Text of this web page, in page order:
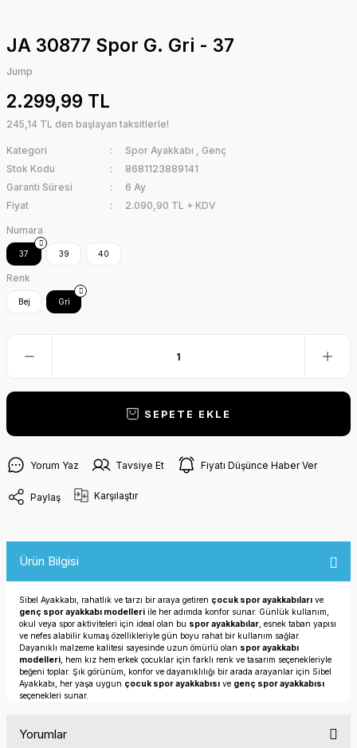
JA 30877 Spor G. Gri - 37
Jump
2.299,99 TL
245,14 TL den başlayan taksitlerle!
Kategori Spor Ayakkabı , Genç
Stok Kodu
8681123889141
Garanti Süresi
6 Ay
Fiyat
2.090,90 TL + KDV
Numara
37 39 40
Renk
Bej Gri
SEPETE EKLE
Yorum Yaz Tavsiye Et Fiyatı Düşünce Haber Ver
Paylaş Karşılaştır
Ürün Bilgisi
Sibel Ayakkabı, rahatlık ve tarzı bir araya getiren çocuk spor ayakkabıları ve
genç spor ayakkabı modelleri ile her adımda konfor sunar. Günlük kullanım,
okul veya spor aktiviteleri için ideal olan bu spor ayakkabılar , esnek taban yapısı
ve nefes alabilir kumaş özellikleriyle gün boyu rahat bir kullanım sağlar.
Dayanıklı malzeme kalitesi sayesinde uzun ömürlü olan spor ayakkabı
modelleri , hem kız hem erkek çocuklar için farklı renk ve tasarım seçenekleriyle
beğeni toplar. Şık görünüm, konfor ve dayanıklılığı bir arada arayanlar için Sibel
Ayakkabı, her yaşa uygun çocuk spor ayakkabısı ve genç spor ayakkabısı
seçenekleri sunar.
Yorumlar